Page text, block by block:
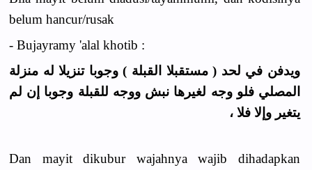
belum hancur/rusak
- Bujayramy 'alal khotib :
ويدفن في لحد ( مستقبلا القبلة ) وجوبا تنزيلا له منزلة
المصلي فلو وجه لغيرها نبش ووجه للقبلة وجوبا إن لم
يتغير وإلا فلا ،
Dan mayit dikubur wajahnya wajib dihadapkan